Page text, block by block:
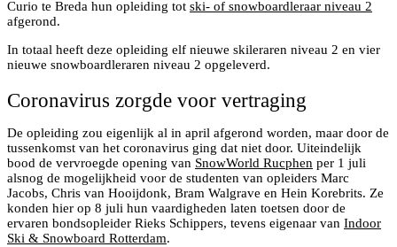
Curio te Breda hun opleiding tot ski- of snowboardleraar niveau 2
afgerond.
In totaal heeft deze opleiding elf nieuwe skileraren niveau 2 en vier
nieuwe snowboardleraren niveau 2 opgeleverd.
Coronavirus zorgde voor vertraging
De opleiding zou eigenlijk al in april afgerond worden, maar door de
tussenkomst van het coronavirus ging dat niet door. Uiteindelijk
bood de vervroegde opening van SnowWorld Rucphen per 1 juli
alsnog de mogelijkheid voor de studenten van opleiders Marc
Jacobs, Chris van Hooijdonk, Bram Walgrave en Hein Korebrits. Ze
konden hier op 8 juli hun vaardigheden laten toetsen door de
ervaren bondsopleider Rieks Schippers, tevens eigenaar van Indoor
Ski & Snowboard Rotterdam.